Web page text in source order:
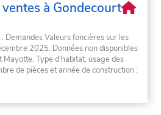
à Gondecourt
Demandes Valeurs foncières sur les
2025. Données non disponibles
Mayotte. Type d'habitat, usage des
de pièces et année de construction :